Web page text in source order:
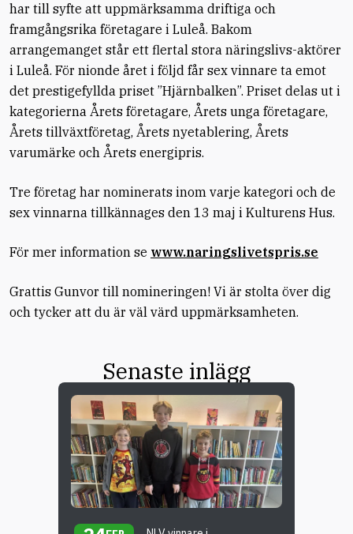
har till syfte att uppmärksamma driftiga och
framgångsrika företagare i Luleå. Bakom
arrangemanget står ett flertal stora näringslivs-aktörer
i Luleå. För nionde året i följd får sex vinnare ta emot
det prestigefyllda priset ”Hjärnbalken”. Priset delas ut i
kategorierna Årets företagare, Årets unga företagare,
Årets tillväxtföretag, Årets nyetablering, Årets
varumärke och Årets energipris.
Tre företag har nominerats inom varje kategori och de
sex vinnarna tillkännages den 13 maj i Kulturens Hus.
För mer information se www.naringslivetspris.se
Grattis Gunvor till nomineringen! Vi är stolta över dig
och tycker att du är väl värd uppmärksamheten.
Senaste inlägg